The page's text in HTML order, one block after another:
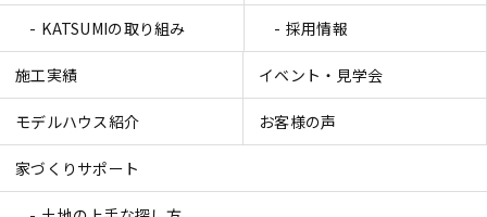
KATSUMIの取り組み 採用情報
施工実績 イベント・見学会
モデルハウス紹介 お客様の声
家づくりサポート